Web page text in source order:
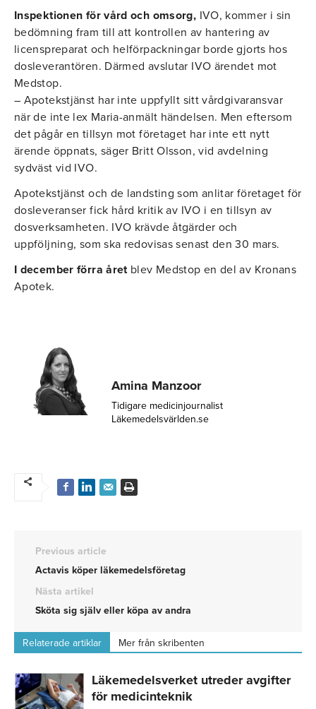
Inspektionen för vård och omsorg, IVO, kommer i sin
bedömning fram till att kontrollen av hantering av
licenspreparat och helförpackningar borde gjorts hos
dosleverantören. Därmed avslutar IVO ärendet mot
Medstop.
– Apotekstjänst har inte uppfyllt sitt vårdgivaransvar
när de inte lex Maria-anmält händelsen. Men eftersom
det pågår en tillsyn mot företaget har inte ett nytt
ärende öppnats, säger Britt Olsson, vid avdelning
sydväst vid IVO.
Apotekstjänst och de landsting som anlitar företaget för
dosleveranser fick hård kritik av IVO i en tillsyn av
dosverksamheten. IVO krävde åtgärder och
uppföljning, som ska redovisas senast den 30 mars.
I december förra åretblev Medstop en del av Kronans
Apotek.
Amina Manzoor
Tidigare medicinjournalist
Läkemedelsvärlden.se
Previous article
Actavis köper läkemedelsföretag
Nästa artikel
Sköta sig själv eller köpa av andra
Relaterade artiklar Mer från skribenten
Läkemedelsverket utreder avgifter
för medicinteknik